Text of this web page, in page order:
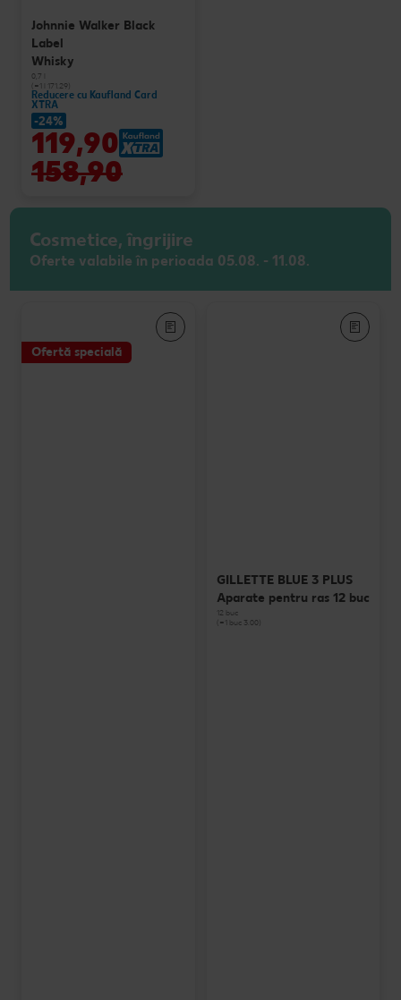
Johnnie Walker Black
Label
Whisky
0,7 l
(=1 l 171.29)
Reducere cu Kaufland Card
XTRA
-24%
119,90
158,90
Cosmetice, îngrijire
Oferte valabile în perioada 05.08. - 11.08.
Ofertă specială
GILLETTE BLUE 3 PLUS
Aparate pentru ras 12 buc
12 buc
(=1 buc 3.00)